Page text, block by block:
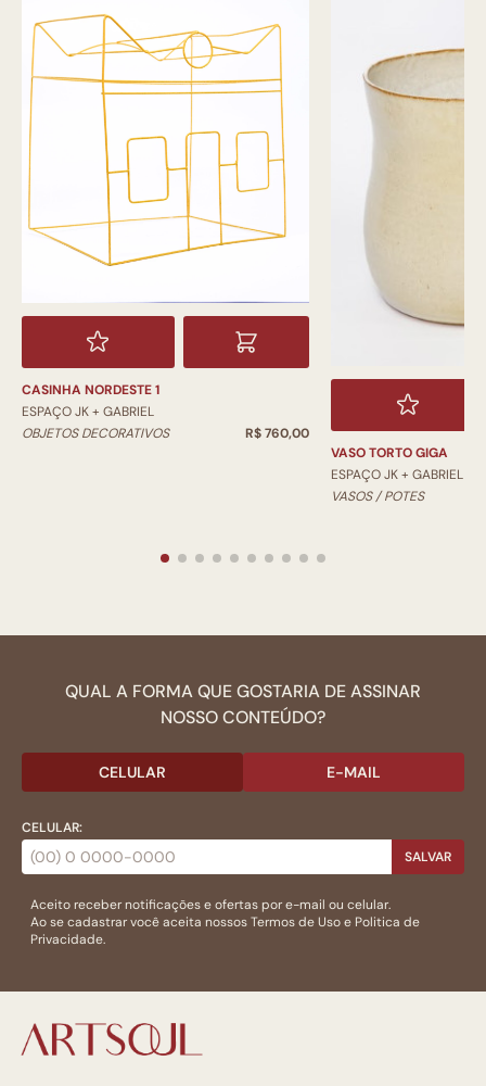
CASINHA NORDESTE 1
ESPAÇO JK + GABRIEL
OBJETOS DECORATIVOS
R$ 760,00
VASO TORTO GIGA
ESPAÇO JK + GABRIEL
VASOS / POTES
QUAL A FORMA QUE GOSTARIA DE ASSINAR
NOSSO CONTEÚDO?
CELULAR E-MAIL
CELULAR:
SALVAR
Aceito receber notificações e ofertas por e-mail ou celular.
Ao se cadastrar você aceita nossosTermos de Usoe Politica de
Privacidade.